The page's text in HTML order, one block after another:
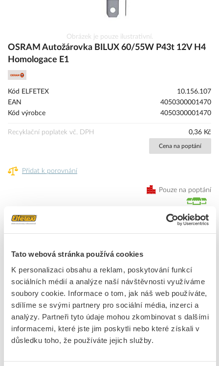
Tato webová stránka používá cookies
K personalizaci obsahu a reklam, poskytování funkcí
sociálních médií a analýze naší návštěvnosti využíváme
soubory cookie. Informace o tom, jak náš web používáte,
sdílíme se svými partnery pro sociální média, inzerci a
analýzy. Partneři tyto údaje mohou zkombinovat s dalšími
informacemi, které jste jim poskytli nebo které získali v
důsledku toho, že používáte jejich služby.
na
začátek
Obrázek je pouze ilustrativní.
OSRAM Autožárovka BILUX 60/55W P43t 12V H4
Homologace E1
Kód ELFETEX
10.156.107
EAN
4050300001470
Kód výrobce
4050300001470
Recyklační poplatek vč. DPH 0,36 Kč
Cena na poptání
Přidat k porovnání
Pouze na poptání
application: Headlight.
Značka OSRAM
Autožárovky
Napětí zdoje světla
12.0 - 12.0 V
Světelný tok
1650 lm
Patice
P43t